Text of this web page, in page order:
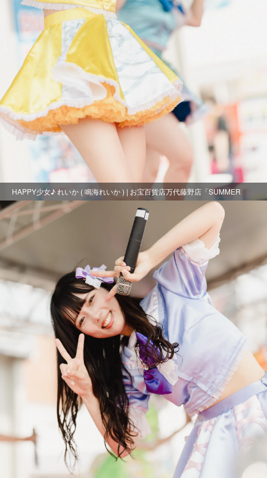
HAPPY少女♪ れいか ( 鳴海れいか ) | お宝百貨店万代藤野店「SUMMER
FESTIVAL 2021」1日目